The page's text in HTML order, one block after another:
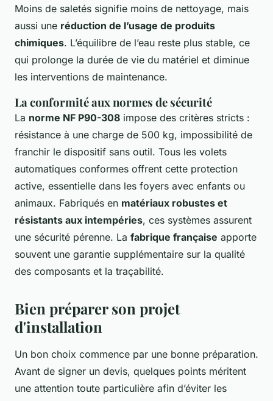
Moins de saletés signifie moins de nettoyage, mais
aussi une réduction de l’usage de produits
chimiques. L’équilibre de l’eau reste plus stable, ce
qui prolonge la durée de vie du matériel et diminue
les interventions de maintenance.
La conformité aux normes de sécurité
La norme NF P90-308 impose des critères stricts :
résistance à une charge de 500 kg, impossibilité de
franchir le dispositif sans outil. Tous les volets
automatiques conformes offrent cette protection
active, essentielle dans les foyers avec enfants ou
animaux. Fabriqués en matériaux robustes et
résistants aux intempéries, ces systèmes assurent
une sécurité pérenne. La fabrique française apporte
souvent une garantie supplémentaire sur la qualité
des composants et la traçabilité.
Bien préparer son projet
d'installation
Un bon choix commence par une bonne préparation.
Avant de signer un devis, quelques points méritent
une attention toute particulière afin d’éviter les